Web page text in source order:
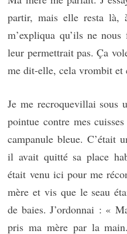
partir, mais elle resta là,
m’expliqua qu’ils ne
leur permettrait pas. Ça
me dit-elle, cela vrombit et
Je me recroquevillai sous
pointue contre mes
campanule bleue. C’était
il avait quitté sa place
était venu ici pour me
mère et vis que le seau
de baies. J’ordonnai : «
pris ma mère par la